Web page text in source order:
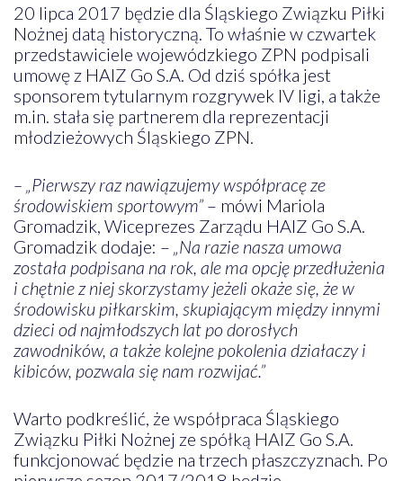
20 lipca 2017 będzie dla Śląskiego Związku Piłki
Nożnej datą historyczną. To właśnie w czwartek
przedstawiciele wojewódzkiego ZPN podpisali
umowę z HAIZ Go S.A. Od dziś spółka jest
sponsorem tytularnym rozgrywek IV ligi, a także
m.in. stała się partnerem dla reprezentacji
młodzieżowych Śląskiego ZPN.
– „Pierwszy raz nawiązujemy współpracę ze
środowiskiem sportowym”– mówi Mariola
Gromadzik, Wiceprezes Zarządu HAIZ Go S.A.
Gromadzik dodaje: – „Na razie nasza umowa
została podpisana na rok, ale ma opcję przedłużenia
i chętnie z niej skorzystamy jeżeli okaże się, że w
środowisku piłkarskim, skupiającym między innymi
dzieci od najmłodszych lat po dorosłych
zawodników, a także kolejne pokolenia działaczy i
kibiców, pozwala się nam rozwijać.”
Warto podkreślić, że współpraca Śląskiego
Związku Piłki Nożnej ze spółką HAIZ Go S.A.
funkcjonować będzie na trzech płaszczyznach. Po